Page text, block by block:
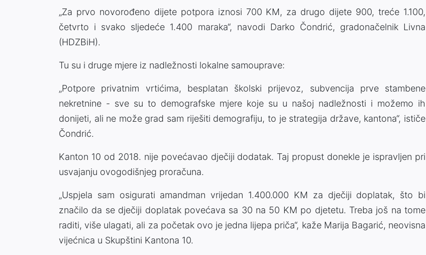
„Za prvo novorođeno dijete potpora iznosi 700 KM, za drugo dijete 900, treće 1.100,
četvrto i svako sljedeće 1.400 maraka“, navodi Darko Čondrić, gradonačelnik Livna
(HDZBiH).
Tu su i druge mjere iz nadležnosti lokalne samouprave:
„Potpore privatnim vrtićima, besplatan školski prijevoz, subvencija prve stambene
nekretnine - sve su to demografske mjere koje su u našoj nadležnosti i možemo ih
donijeti, ali ne može grad sam riješiti demografiju, to je strategija države, kantona“, ističe
Čondrić.
Kanton 10 od 2018. nije povećavao dječiji dodatak. Taj propust donekle je ispravljen pri
usvajanju ovogodišnjeg proračuna.
„Uspjela sam osigurati amandman vrijedan 1.400.000 KM za dječiji doplatak, što bi
značilo da se dječiji doplatak povećava sa 30 na 50 KM po djetetu. Treba još na tome
raditi, više ulagati, ali za početak ovo je jedna lijepa priča“, kaže Marija Bagarić, neovisna
vijećnica u Skupštini Kantona 10.